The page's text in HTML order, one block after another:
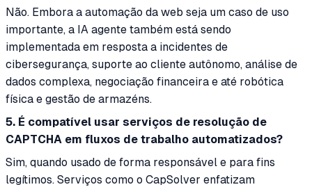
Não. Embora a automação da web seja um caso de uso
importante, a IA agente também está sendo
implementada em resposta a incidentes de
cibersegurança, suporte ao cliente autônomo, análise de
dados complexa, negociação financeira e até robótica
física e gestão de armazéns.
5. É compatível usar serviços de resolução de
CAPTCHA em fluxos de trabalho automatizados?
Sim, quando usado de forma responsável e para fins
legítimos. Serviços como o CapSolver enfatizam